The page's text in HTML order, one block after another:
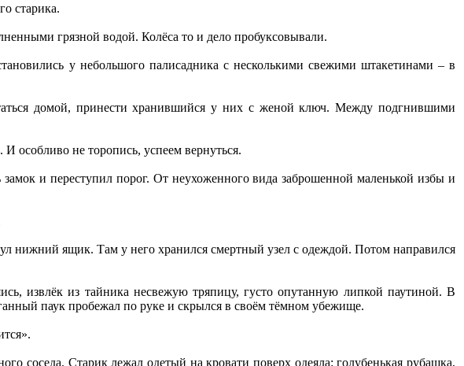
старика.
грязной водой. Колёса то и дело пробуксовывали.
у небольшого палисадника с несколькими свежими штакетинами – в
домой, принести хранившийся у них с женой ключ. Между подгнившими
особливо не торопись, успеем вернуться.
и переступил порог. От неухоженного вида заброшенной маленькой избы и
нижний ящик. Там у него хранился смертный узел с одеждой. Потом направился
извлёк из тайника несвежую тряпицу, густо опутанную липкой паутиной. В
паук пробежал по руке и скрылся в своём тёмном убежище.
соседа. Старик лежал одетый на кровати поверх одеяла: голубенькая рубашка,